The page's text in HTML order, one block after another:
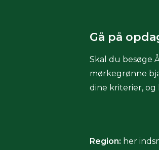
Gå på
Skal du besøge
mørkegrønne
dine kriterier, og
Region: her